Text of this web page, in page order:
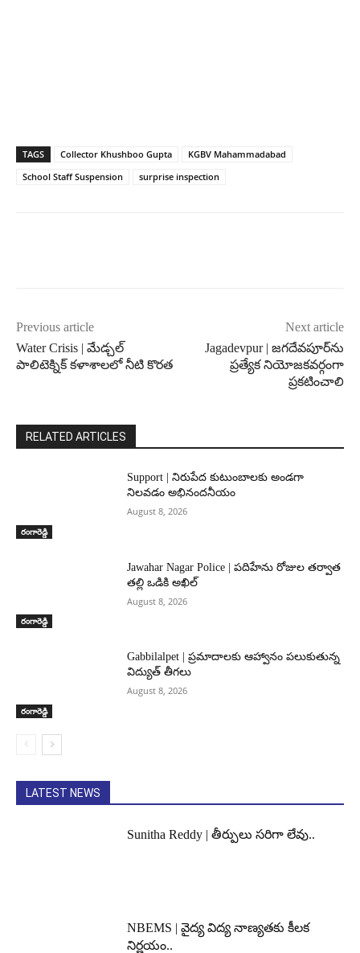
TAGS Collector Khushboo Gupta
KGBV Mahammadabad
School Staff Suspension
surprise inspection
Previous article
Water Crisis | మేడ్చల్
పాలిటెక్నిక్ కళాశాలలో నీటి కొరత
Next article
Jagadevpur | జగదేవపూర్‌ను
ప్రత్యేక నియోజకవర్గంగా
ప్రకటించాలి
RELATED ARTICLES
రంగారెడ్డి
Support | నిరుపేద కుటుంబాలకు అండగా
నిలవడం అభినందనీయం
August 8, 2026
రంగారెడ్డి
Jawahar Nagar Police | పదిహేను రోజుల తర్వాత
తల్లి ఒడికి అఖిల్
August 8, 2026
రంగారెడ్డి
Gabbilalpet | ప్రమాదాలకు ఆహ్వానం పలుకుతున్న
విద్యుత్ తీగలు
August 8, 2026
LATEST NEWS
Sunitha Reddy | తీర్పులు సరిగా లేవు..
NBEMS | వైద్య విద్య నాణ్యతకు కీలక
నిర్ణయం..